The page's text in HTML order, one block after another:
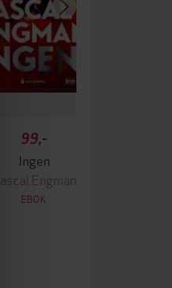
99,-
Ingen
Pascal Engman
EBOK